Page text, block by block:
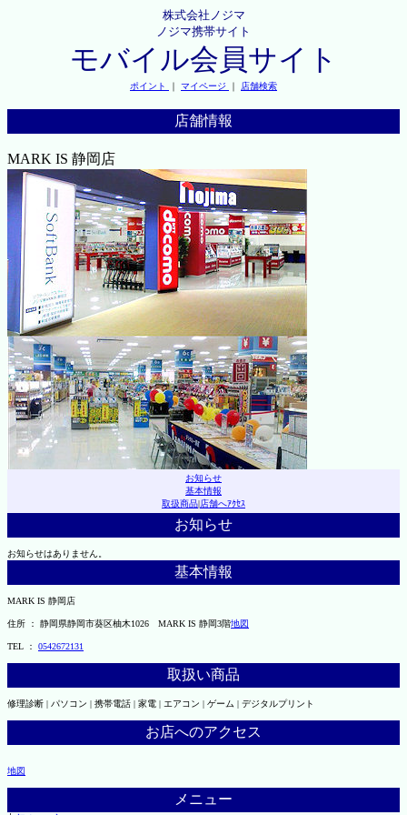
株式会社ノジマ
ノジマ携帯サイト
モバイル会員サイト
ポイント ｜ マイページ ｜ 店舗検索
店舗情報
MARK IS 静岡店
お知らせ
基本情報
取扱商品|店舗へｱｸｾｽ
お知らせ
お知らせはありません。
基本情報
MARK IS 静岡店
住所 ： 静岡県静岡市葵区柚木1026 MARK IS 静岡3階地図
TEL ： 0542672131
取扱い商品
修理診断 | パソコン | 携帯電話 | 家電 | エアコン | ゲーム | デジタルプリント
お店へのアクセス
地図
メニュー